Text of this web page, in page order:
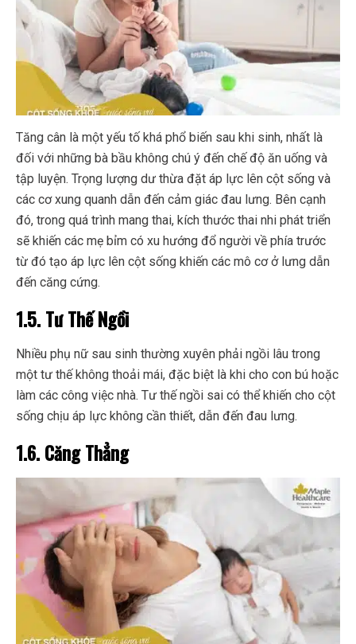
Tăng cân là một yếu tố khá phổ biến sau khi sinh, nhất là
đối với những bà bầu không chú ý đến chế độ ăn uống và
tập luyện. Trọng lượng dư thừa đặt áp lực lên cột sống và
các cơ xung quanh dẫn đến cảm giác đau lưng. Bên cạnh
đó, trong quá trình mang thai, kích thước thai nhi phát triển
sẽ khiến các mẹ bỉm có xu hướng đổ người về phía trước
từ đó tạo áp lực lên cột sống khiến các mô cơ ở lưng dẫn
đến căng cứng.
1.5. Tư Thế Ngồi
Nhiều phụ nữ sau sinh thường xuyên phải ngồi lâu trong
một tư thế không thoải mái, đặc biệt là khi cho con bú hoặc
làm các công việc nhà. Tư thế ngồi sai có thể khiến cho cột
sống chịu áp lực không cần thiết, dẫn đến đau lưng.
1.6. Căng Thẳng